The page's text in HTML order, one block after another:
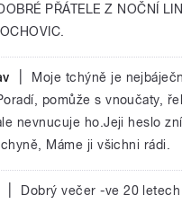
PŘÁTELE Z NOČNÍ
Moje tchýně je
pomůže s vnoučaty,
nevnucuje ho.Jeji heslo
Máme ji všichni rádi.
Dobrý večer -ve 20